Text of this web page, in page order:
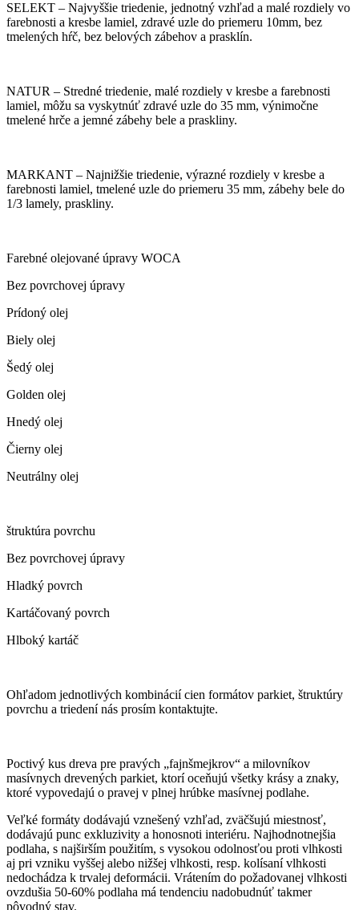
SELEKT – Najvyššie triedenie, jednotný vzhľad a malé rozdiely vo
farebnosti a kresbe lamiel, zdravé uzle do priemeru 10mm, bez
tmelených hŕč, bez belových zábehov a prasklín.
NATUR – Stredné triedenie, malé rozdiely v kresbe a farebnosti
lamiel, môžu sa vyskytnúť zdravé uzle do 35 mm, výnimočne
tmelené hrče a jemné zábehy bele a praskliny.
MARKANT – Najnižšie triedenie, výrazné rozdiely v kresbe a
farebnosti lamiel, tmelené uzle do priemeru 35 mm, zábehy bele do
1/3 lamely, praskliny.
Farebné olejované úpravy WOCA
Bez povrchovej úpravy
Prídoný olej
Biely olej
Šedý olej
Golden olej
Hnedý olej
Čierny olej
Neutrálny olej
štruktúra povrchu
Bez povrchovej úpravy
Hladký povrch
Kartáčovaný povrch
Hlboký kartáč
Ohľadom jednotlivých kombinácií cien formátov parkiet, štruktúry
povrchu a triedení nás prosím kontaktujte.
Poctivý kus dreva pre pravých „fajnšmejkrov“ a milovníkov
masívnych drevených parkiet, ktorí oceňujú všetky krásy a znaky,
ktoré vypovedajú o pravej v plnej hrúbke masívnej podlahe.
Veľké formáty dodávajú vznešený vzhľad, zväčšujú miestnosť,
dodávajú punc exkluzivity a honosnoti interiéru. Najhodnotnejšia
podlaha, s najširším použitím, s vysokou odolnosťou proti vlhkosti
aj pri vzniku vyššej alebo nižšej vlhkosti, resp. kolísaní vlhkosti
nedochádza k trvalej deformácii. Vrátením do požadovanej vlhkosti
ovzdušia 50-60% podlaha má tendenciu nadobudnúť takmer
pôvodný stav.